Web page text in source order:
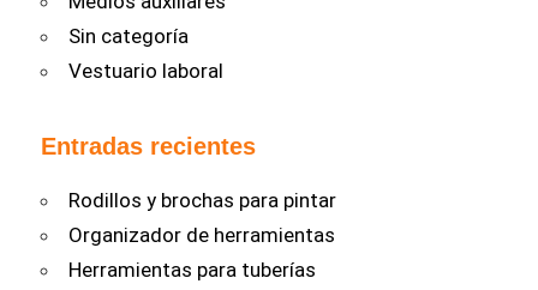
Sin categoría
Vestuario laboral
Entradas recientes
Rodillos y brochas para pintar
Organizador de herramientas
Herramientas para tuberías